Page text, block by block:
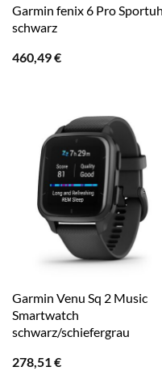
Garmin fenix 6 Pro
schwarz
460,49€
Garmin Venu Sq 2 Music
Smartwatch
schwarz/schiefergrau
278,51€